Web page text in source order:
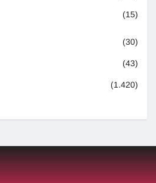
(15)
(30)
(43)
(1.420)